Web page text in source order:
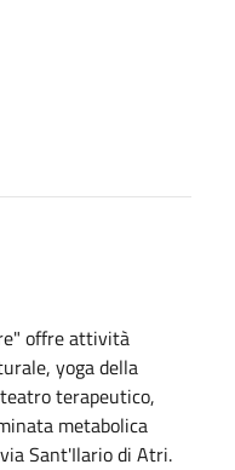
offre attività
yoga della
terapeutico,
metabolica
Sant'Ilario di Atri.